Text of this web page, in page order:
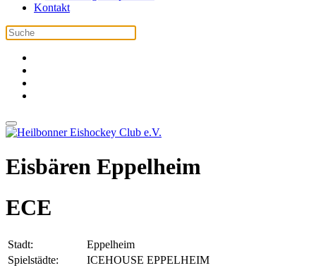
Kontakt
Eisbären Eppelheim
ECE
Stadt:
Eppelheim
Spielstädte:
ICEHOUSE EPPELHEIM